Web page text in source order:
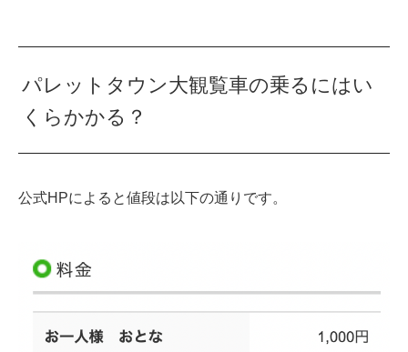
パレットタウン大観覧車の乗るにはい
くらかかる？
公式HPによると値段は以下の通りです。